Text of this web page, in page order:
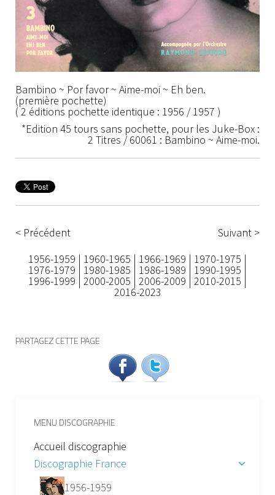
Bambino ~ Por favor ~ Aime-moi ~ Eh ben.
(première pochette)
( 2 éditions pochette identique : 1956 / 1957 )
*Edition 45 tours sans pochette, pour les Juke-Box :
2 Titres / 60061 : Bambino ~ Aime-moi.
< Précédent
Suivant >
1956-1959 | 1960-1965 | 1966-1969 | 1970-1975 |
1976-1979 1980-1985 1986-1989 1990-1995
1996-1999 2000-2005 2006-2009 2010-2015
2016-2023
PARTAGEZ CETTE PAGE
MENU DISCOGRAPHIE
Accueil discographie
Discographie France
1956-1959